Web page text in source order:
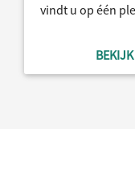
vindt u op één